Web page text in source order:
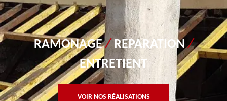
RAMONAGE/ REPARATION/
ENTRETIENT
VOIR NOS RÉALISATIONS